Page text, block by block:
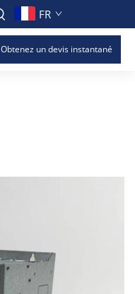
FR
Obtenez un devis instantané